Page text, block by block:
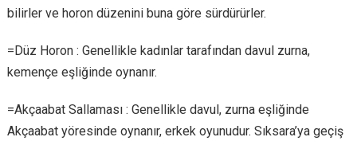
bilirler ve horon düzenini buna göre sürdürürler.
=Düz Horon : Genellikle kadınlar tarafından davul zurna,
kemençe eşliğinde oynanır.
=Akçaabat Sallaması : Genellikle davul, zurna eşliğinde
Akçaabat yöresinde oynanır, erkek oyunudur. Sıksara’ya geçiş